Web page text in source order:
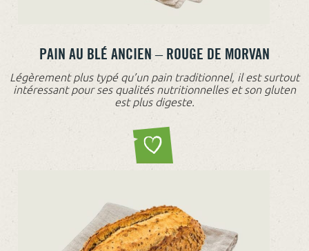
PAIN AU BLÉ ANCIEN – ROUGE DE MORVAN
Légèrement plus typé qu’un pain traditionnel, il est surtout
intéressant pour ses qualités nutritionnelles et son gluten
est plus digeste.